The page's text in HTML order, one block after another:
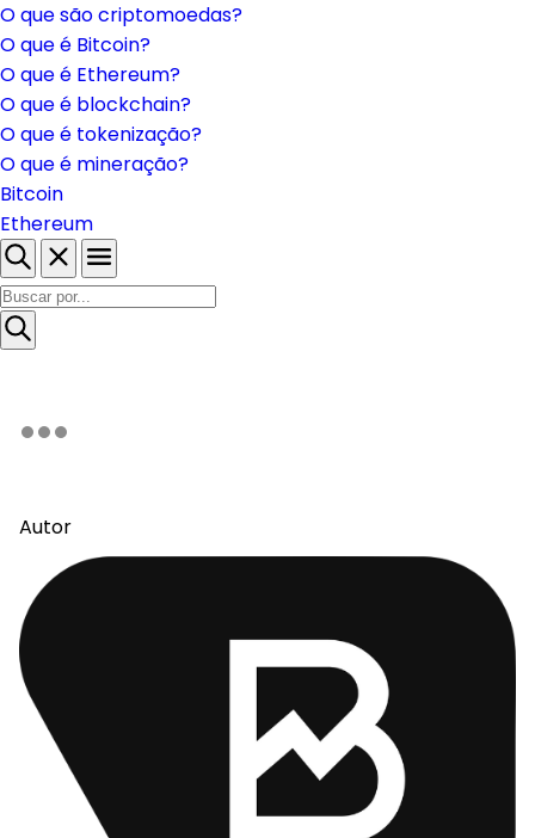
O que são criptomoedas?
O que é Bitcoin?
O que é Ethereum?
O que é blockchain?
O que é tokenização?
O que é mineração?
Bitcoin
Ethereum
Autor